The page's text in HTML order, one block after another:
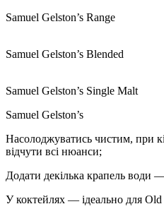
Samuel Gelston’s Range
Samuel Gelston’s Blended
Samuel Gelston’s Single Malt
Samuel Gelston’s
Насолоджуватись чистим, при
відчути всі нюанси;
Додати декілька крапель води
У коктейлях — ідеально для